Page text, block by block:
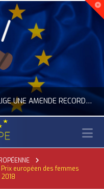
LA COMMISSION EUROPÉENNE INFLIGE UNE AMENDE RECORD À GOOGLE
D’OCCITANIE EUROPE, NUMÉRIQUE- DIGITAL
européen des femmes